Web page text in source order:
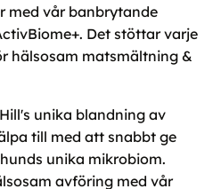
med vår banbrytande
Det stöttar varje
hälsosam matsmältning &
unika blandning av
till med att snabbt ge
unika mikrobiom.
avföring med vår